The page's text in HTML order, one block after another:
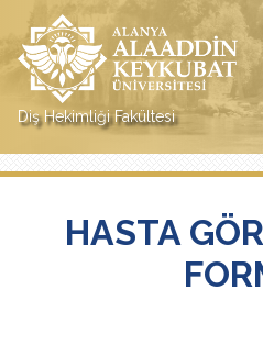
Diş Hekimliği Fakültesi
HASTA